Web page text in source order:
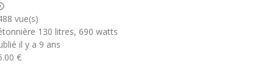
vue(s)
130 litres, 690 watts
il y a 9 ans
€